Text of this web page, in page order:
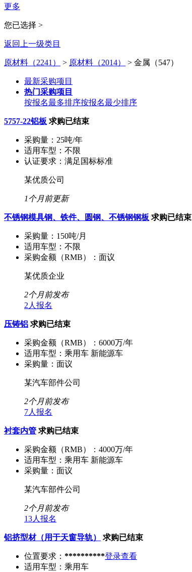
更多
您已选择 >
返回上一级类目
原材料（2241） > 原材料（2014） > 金属（547）
最新采购项目
热门采购项目
按报名最多排序按报名最少排序
5757-22铝板 求购已结束
采购量： 25吨/年
适用车型： 不限
认证要求： 满足国标标准
某优质公司
1个月前更新
不锈钢模具钢、铁件、圆钢、不锈钢钢板 求购已结束
采购量： 150吨/月
适用车型： 不限
采购金额（RMB）： 面议
某优质企业
2个月前发布
2人报名
压铸铝 求购已结束
采购金额（RMB）： 6000万/年
适用车型： 乘用车 新能源车
采购量： 面议
某汽车部件公司
2个月前发布
7人报名
衬套内管 求购已结束
采购金额（RMB）： 4000万/年
适用车型： 乘用车 新能源车
采购量： 面议
某汽车部件公司
2个月前发布
13人报名
铝挤型材（用于天窗导轨） 求购已结束
位置要求： **********登录查看
适用车型： 乘用车